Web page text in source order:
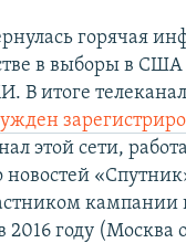
горячая
в выборы в
итоге
этой сети,
новостей
кампании
году (Москва